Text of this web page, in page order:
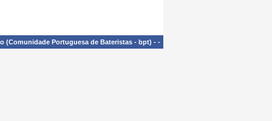
(Comunidade Portuguesa de Bateristas - bpt) - -